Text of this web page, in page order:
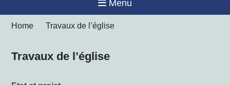
Menu
Home Travaux de l’église
Travaux de l’église